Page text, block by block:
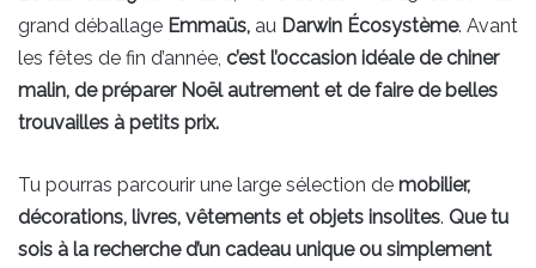
grand déballage Emmaüs, au Darwin Écosystème. Avant
les fêtes de fin d’année, c’est l’occasion idéale de chiner
malin, de préparer Noël autrement et de faire de belles
trouvailles à petits prix.
Tu pourras parcourir une large sélection de mobilier,
décorations, livres, vêtements et objets insolites. Que tu
sois à la recherche d’un cadeau unique ou simplement